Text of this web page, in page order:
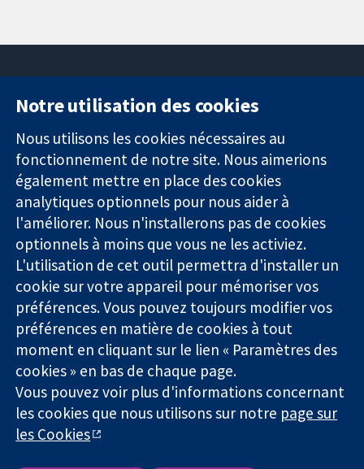
Des données
probantes.
Des décisions
éclairées.
Une meilleure
santé.
11-13 Cavendish
Square
Londres
W1G0AN
Royaume-Uni
nous
Actualités
Service de
presse
Qui sommes-
nous
Offres
d'emploi
Library
La Collaboration Cochrane est une association caritative (n°
1045921) et une société à responsabilité limitée par garantie (n°
03044323) enregistrée en Angleterre et au Pays de Galles. Numéro
de TVA : GB 718 2127 49.
Copyright © 2026 The Cochrane Collaboration
Notre utilisation des cookies
Nous utilisons les cookies nécessaires au
fonctionnement de notre site. Nous aimerions
également mettre en place des cookies
analytiques optionnels pour nous aider à
l'améliorer. Nous n'installerons pas de cookies
optionnels à moins que vous ne les activiez.
L'utilisation de cet outil permettra d'installer un
cookie sur votre appareil pour mémoriser vos
préférences. Vous pouvez toujours modifier vos
préférences en matière de cookies à tout
moment en cliquant sur le lien « Paramètres des
cookies » en bas de chaque page.
Vous pouvez voir plus d'informations concernant
les cookies que nous utilisons sur notre page sur
les Cookies